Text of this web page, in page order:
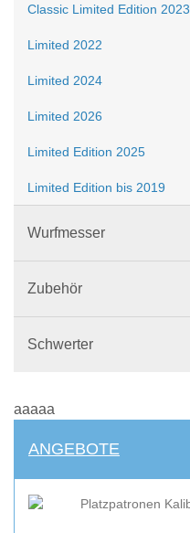
Classic Limited Edition 2023
Limited 2022
Limited 2024
Limited 2026
Limited Edition 2025
Limited Edition bis 2019
Wurfmesser
Zubehör
Schwerter
aaaaa
ANGEBOTE